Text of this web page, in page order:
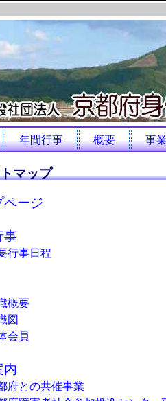
年間行事 概要 事
マップ
ページ
事
行事日程
概要
図
会員
内
との共催事業